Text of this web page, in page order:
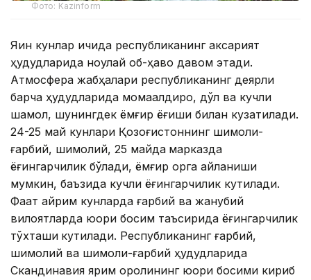
Фото: Kazinform
Яқин кунлар ичида республиканинг аксарият
ҳудудларида ноқулай об-ҳаво давом этади.
Атмосфера жабҳалари республиканинг деярли
барча ҳудудларида момақалдироқ, дўл ва кучли
шамол, шунингдек ёмғир ёғиши билан кузатилади.
24-25 май кунлари Қозоғистоннинг шимоли-
ғарбий, шимолий, 25 майда марказда
ёғингарчилик бўлади, ёмғир қорга айланиши
мумкин, баъзида кучли ёғингарчилик кутилади.
Фақат айрим кунларда ғарбий ва жанубий
вилоятларда юқори босим таъсирида ёғингарчилик
тўхташи кутилади. Республиканинг ғарбий,
шимолий ва шимоли-ғарбий ҳудудларида
Скандинавия ярим оролининг юқори босими кириб